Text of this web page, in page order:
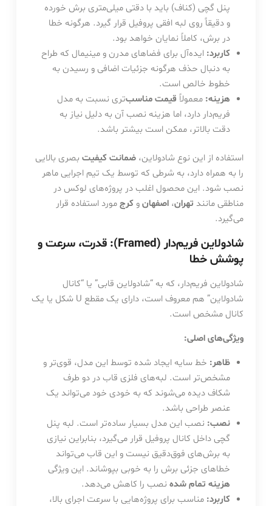
پنل گچی (کناف) باید با دقتی میلی‌متری برش خورده
و دقیقاً روی لبه افقی پروفیل قرار گیرد. هرگونه خطا
در برش، کاملاً نمایان خواهد بود.
کاربرد: ایده‌آل برای فضاهای مدرن و مینیمال که طراح
به دنبال حذف هرگونه جزئیات اضافی و رسیدن به
خطوط خالص است.
هزینه: معمولاً قیمت مناسب‌تری نسبت به مدل
فریم‌دار دارد، اما هزینه نصب آن به دلیل نیاز به
دقت بالاتر، ممکن است بیشتر باشد.
استفاده از این نوع شادولاین، ضمانت کیفیتبصری بالایی
را به همراه دارد، به شرطی که توسط یک تیم اجرایی ماهر
نصب شود. این محصول اغلب در پروژه‌های لوکس در
مناطقی مانند تهران، اصفهانو کرجمورد استفاده قرار
می‌گیرد.
شادولاین فریم‌دار (Framed): قدرت، سرعت و
پوشش خطا
شادولاین فریم‌دار، که به “شادولاین قابی” یا “کانال
شادولاین” هم معروف است، دارای یک مقطع U شکل یا یک
کانال مشخص است.
ویژگی‌های اصلی:
ظاهر: خط سایه ایجاد شده توسط این مدل، قوی‌تر و
مشخص‌تر است. لبه‌های فلزی قاب در دو طرف
شکاف دیده می‌شوند که به خودی خود می‌تواند یک
عنصر طراحی باشد.
نصب: نصب این مدل بسیار ساده‌تر است. لبه پنل
گچی داخل کانال پروفیل قرار می‌گیرد، بنابراین نیازی
به برش‌های فوق‌دقیق نیست و این قاب می‌تواند
خطاهای جزئی برش را به خوبی بپوشاند. این ویژگی
هزینه تمام شده نصب را کاهش می‌دهد.
کاربرد: مناسب برای پروژه‌هایی با سرعت اجرای بالا،